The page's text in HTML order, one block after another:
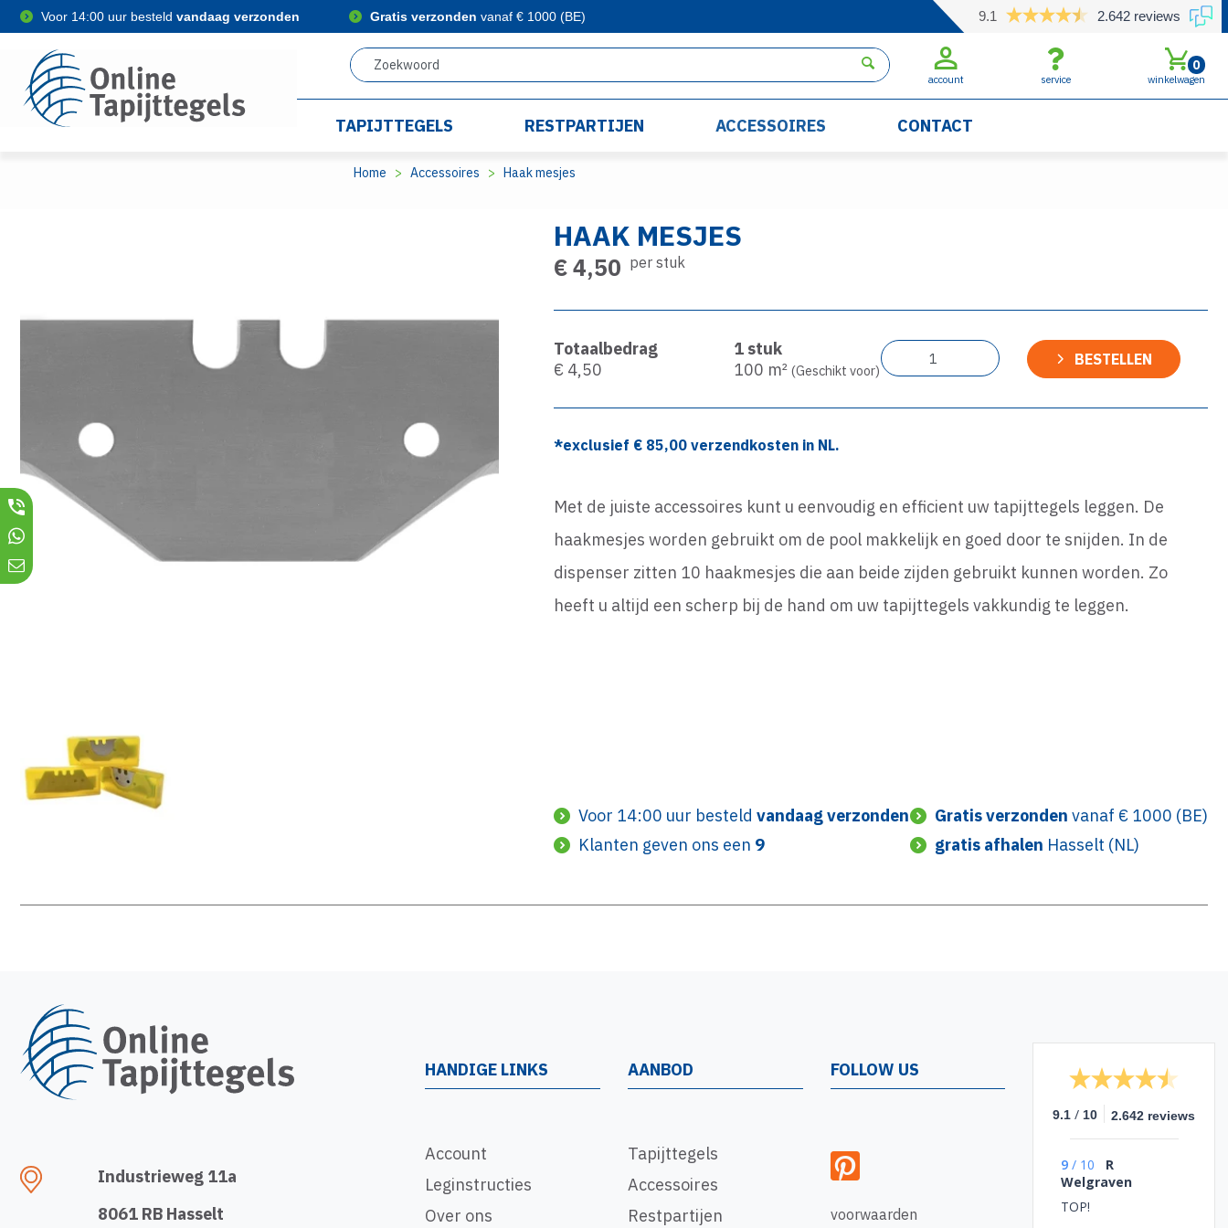
Voor 14:00 uur besteld vandaag verzonden Gratis verzonden vanaf € 1000 (BE) 9.1 2.642 reviews
account service winkelwagen
0
TAPIJTTEGELS RESTPARTIJEN ACCESSOIRES CONTACT
Home Accessoires Haak mesjes
HAAK MESJES
€ 4,50 per stuk
Totaalbedrag
€ 4,50
1 stuk
100 m² (Geschikt voor)
BESTELLEN
*exclusief € 85,00 verzendkosten in NL.
Met de juiste accessoires kunt u eenvoudig en efficient uw tapijttegels leggen. De
haakmesjes worden gebruikt om de pool makkelijk en goed door te snijden. In de
dispenser zitten 10 haakmesjes die aan beide zijden gebruikt kunnen worden. Zo
heeft u altijd een scherp bij de hand om uw tapijttegels vakkundig te leggen.
Voor 14:00 uur besteldvandaag verzonden
Klanten geven ons een 9
Gratis verzonden vanaf € 1000 (BE)
gratis afhalen Hasselt (NL)
Industrieweg 11a
8061 RB Hasselt
HANDIGE LINKS
Account
Leginstructies
Over ons
AANBOD
Tapijttegels
Accessoires
Restpartijen
FOLLOW US
voorwaarden
9.1 / 10 2.642 reviews
9 / 10
R
Welgraven
TOP!